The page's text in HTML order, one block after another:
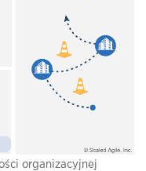
organizacyjnej